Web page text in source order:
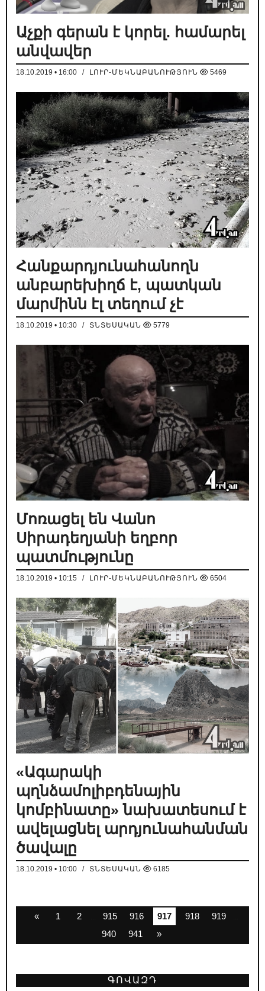
Աչքի գերան է կորել. համարել
անվավեր
18.10.2019 • 16:00 / ԼՈՒՐ-ՄԵԿՆԱԲԱՆՈՒԹՅՈՒՆ 5469
Հանքարդյունահանողն
անբարեխիղճ է, պատկան
մարմինն էլ տեղում չէ
18.10.2019 • 10:30 / ՏՆՏԵՍԱԿԱՆ 5779
Մոռացել են Վանո
Սիրադեղյանի եղբոր
պատմությունը
18.10.2019 • 10:15 / ԼՈՒՐ-ՄԵԿՆԱԲԱՆՈՒԹՅՈՒՆ 6504
«Ագարակի
պղնձամոլիբդենային
կոմբինատը» նախատեսում է
ավելացնել արդյունահանման
ծավալը
18.10.2019 • 10:00 / ՏՆՏԵՍԱԿԱՆ 6185
« 1 2 915 916 917 918 919
940 941 »
ԳՈՎԱԶԴ